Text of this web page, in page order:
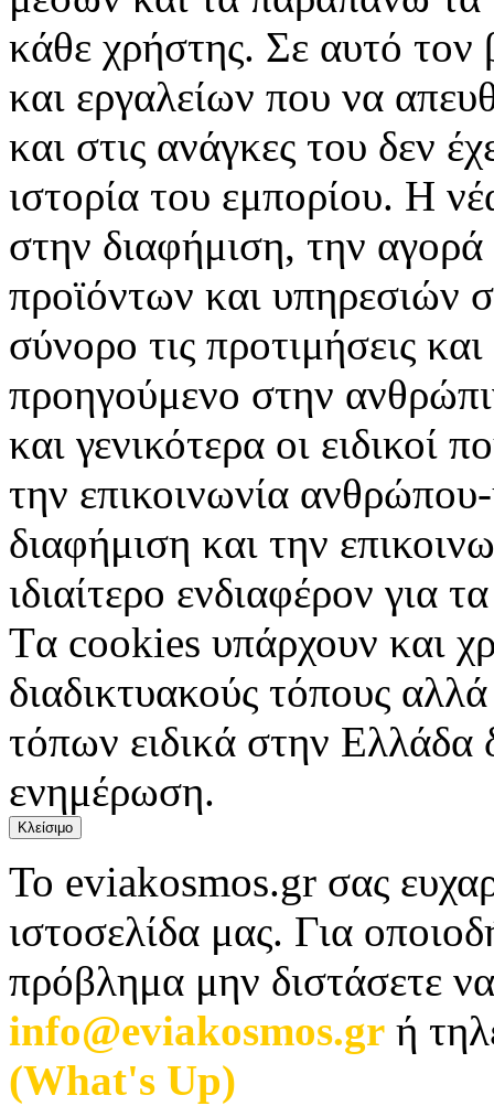
κάθε χρήστης. Σε αυτό
και εργαλείων που να
και στις ανάγκες του δεν
ιστορία του εμπορίου. Η
στην διαφήμιση, την
προϊόντων και υπηρεσιών
σύνορο τις προτιμήσεις
προηγούμενο στην
και γενικότερα οι ειδικοί
την επικοινωνία
διαφήμιση και την
ιδιαίτερο ενδιαφέρον για
Tα cookies υπάρχουν και
διαδικτυακούς τόπους
τόπων ειδικά στην Ελλάδα
ενημέρωση.
Κλείσιμο
Το eviakosmos.gr σας
ιστοσελίδα μας. Για
πρόβλημα μην διστάσετε
info@eviakosmos.gr ή
(What's Up)